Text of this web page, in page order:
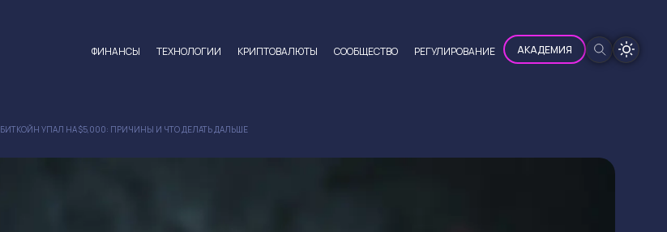
ФИНАНСЫ ТЕХНОЛОГИИ КРИПТОВАЛЮТЫ CООБЩЕСТВО РЕГУЛИРОВАНИЕ АКАДЕМИЯ
БИТКОЙН УПАЛ НА $5,000: ПРИЧИНЫ И ЧТО ДЕЛАТЬ ДАЛЬШЕ